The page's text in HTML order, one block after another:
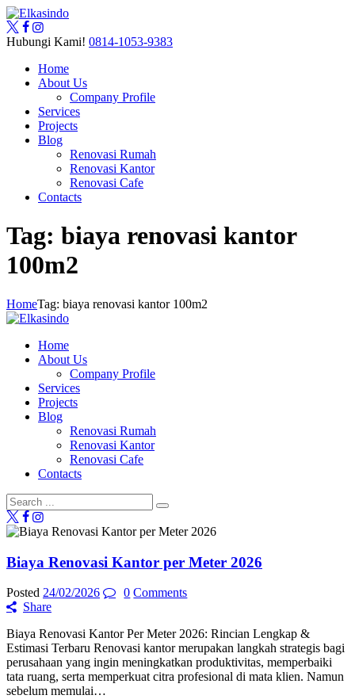
Hubungi Kami! 0814-1053-9383
Home
About Us
Company Profile
Services
Projects
Blog
Renovasi Rumah
Renovasi Kantor
Renovasi Cafe
Contacts
Tag: biaya renovasi kantor
100m2
HomeTag: biaya renovasi kantor 100m2
Home
About Us
Company Profile
Services
Projects
Blog
Renovasi Rumah
Renovasi Kantor
Renovasi Cafe
Contacts
Biaya Renovasi Kantor per Meter 2026
Posted 24/02/2026 0 Comments
Share
Biaya Renovasi Kantor Per Meter 2026: Rincian Lengkap &
Estimasi Terbaru Renovasi kantor merupakan langkah strategis bagi
perusahaan yang ingin meningkatkan produktivitas, memperbaiki
tata ruang, serta memperkuat citra profesional di mata klien. Namun
sebelum memulai…